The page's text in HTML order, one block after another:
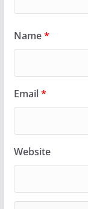
Name*
Email*
Website